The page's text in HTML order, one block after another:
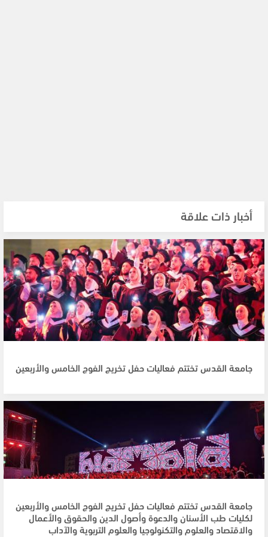
أخبار ذات علاقة
جامعة القدس تختتم فعاليات حفل تخريج الفوج الخامس والأربعين
جامعة القدس تختتم فعاليات حفل تخريج الفوج الخامس والأربعين
لكليات طب الأسنان والدعوة وأصول الدين والحقوق والأعمال
والاقتصاد والعلوم والتكنولوجيا والعلوم التربوية والآداب